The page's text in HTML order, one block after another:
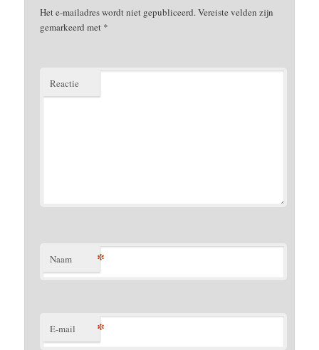
Het e-mailadres wordt niet gepubliceerd.Vereiste velden zijn
gemarkeerd met *
Reactie
Naam *
E-mail *